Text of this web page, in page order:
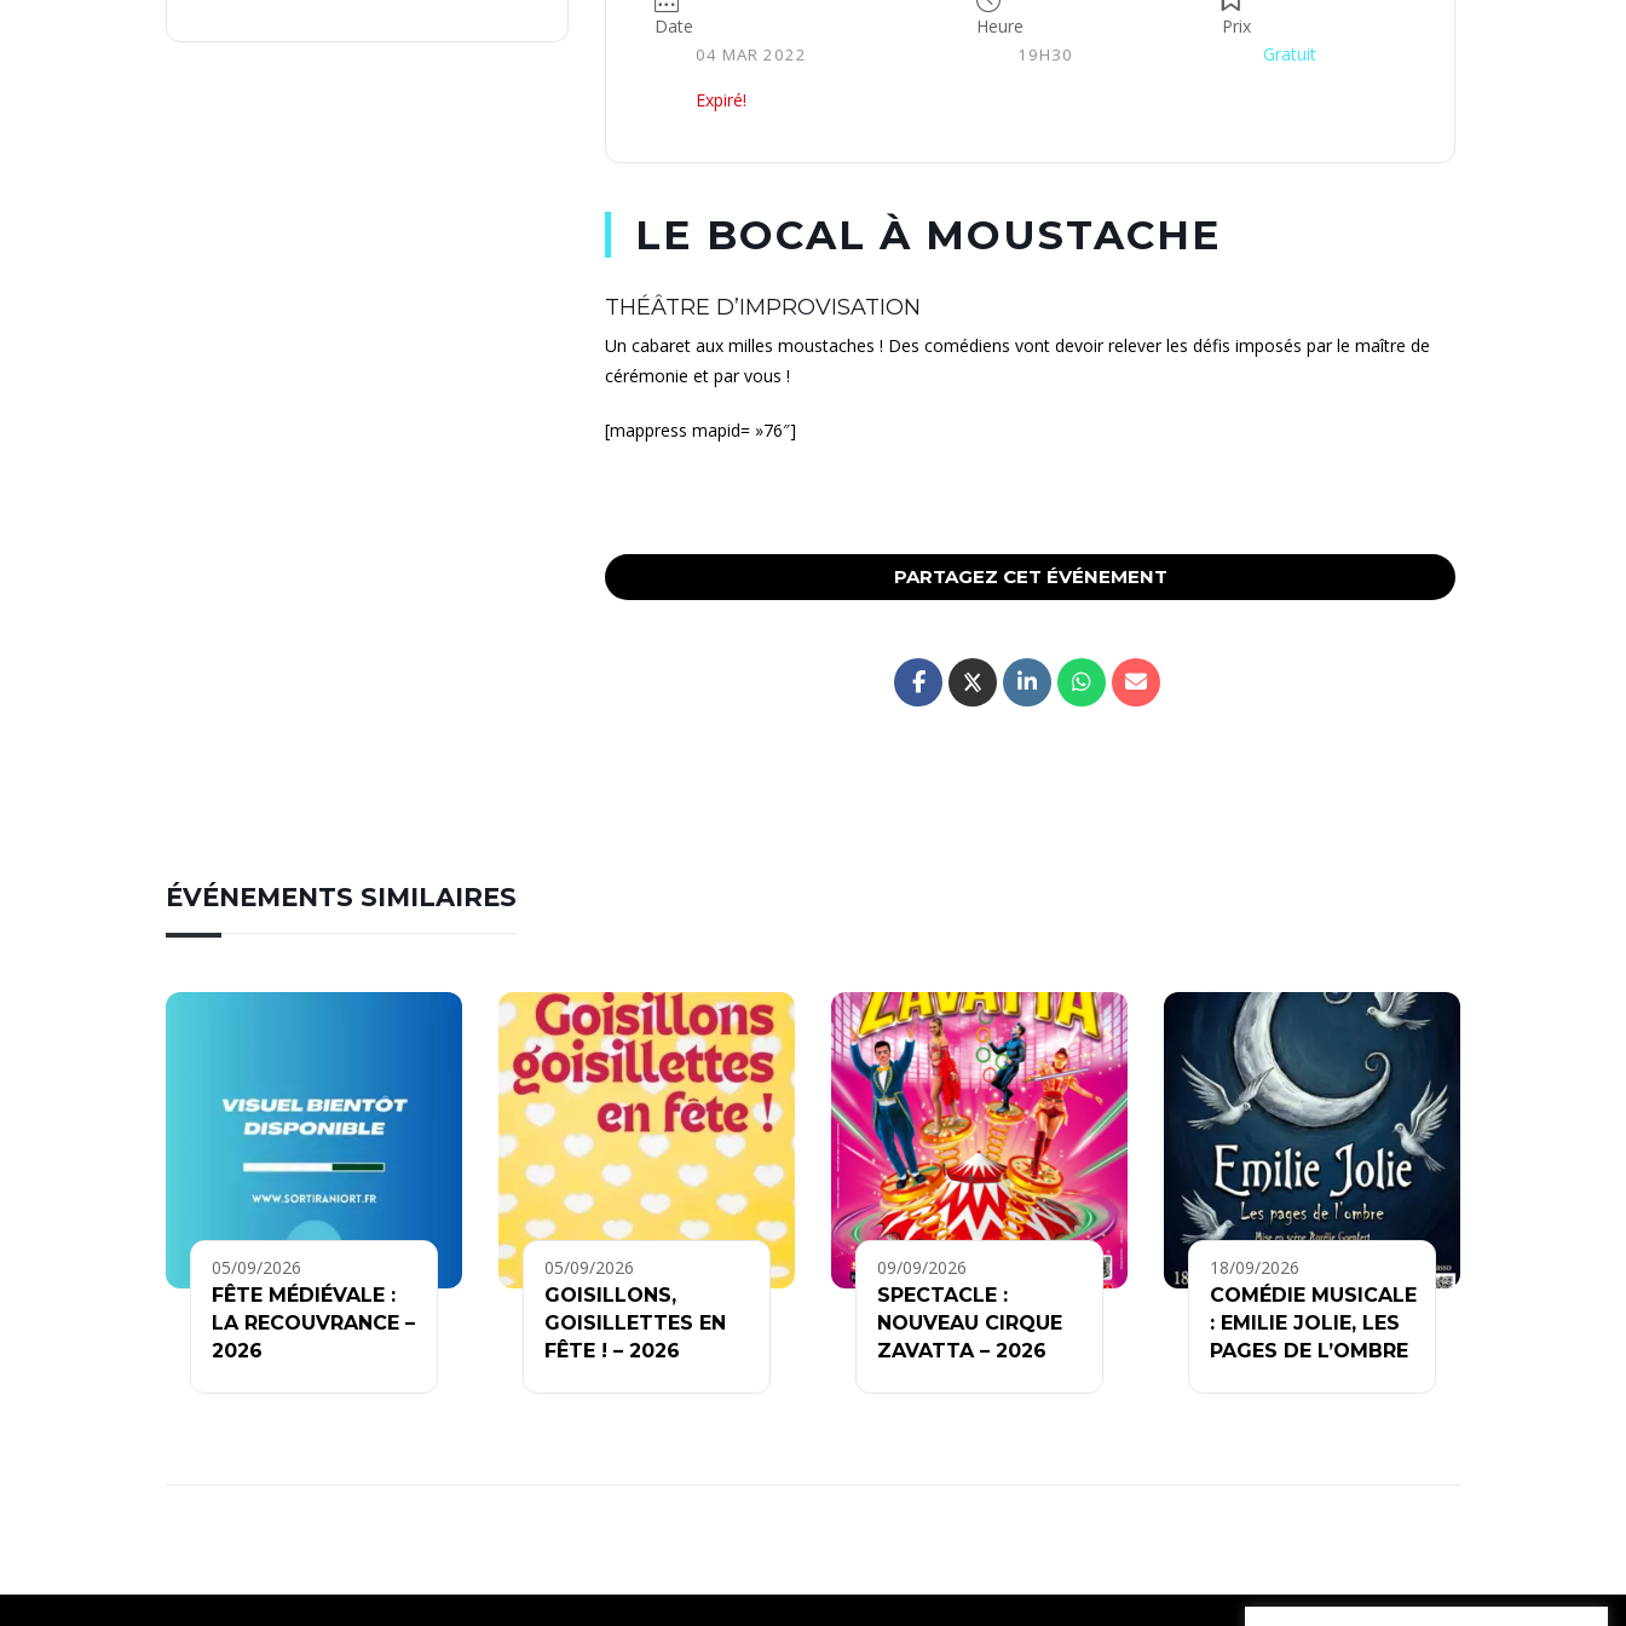
Date
04 MAR 2022
Expiré!
Heure
19H30
Prix
Gratuit
LE BOCAL À MOUSTACHE
THÉÂTRE D’IMPROVISATION
Un cabaret aux milles moustaches ! Des comédiens vont devoir relever les défis imposés par le maître de
cérémonie et par vous !
[mappress mapid= »76″]
PARTAGEZ CET ÉVÉNEMENT
ÉVÉNEMENTS SIMILAIRES
05/09/2026
FÊTE MÉDIÉVALE :
LA RECOUVRANCE –
2026
05/09/2026
GOISILLONS,
GOISILLETTES EN
FÊTE ! – 2026
09/09/2026
SPECTACLE :
NOUVEAU CIRQUE
ZAVATTA – 2026
18/09/2026
COMÉDIE MUSICALE
: EMILIE JOLIE, LES
PAGES DE L’OMBRE